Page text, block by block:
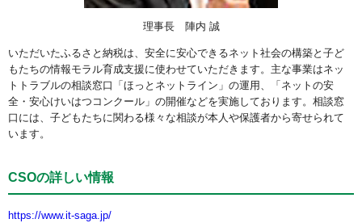
理事長 陣内 誠
いただいたふるさと納税は、安全に安心できるネット社会の構築と子ど
もたちの情報モラル育成支援に使わせていただきます。主な事業はネッ
トトラブルの相談窓口「ほっとネットライン」の運用、「ネットの安
全・安心けいはつコンクール」の開催などを実施しております。相談窓
口には、子どもたちに関わる様々な相談が本人や保護者から寄せられて
います。
CSOの詳しい情報
https://www.it-saga.jp/